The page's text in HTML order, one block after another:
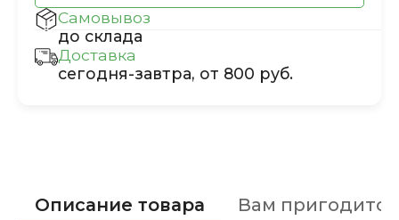
Самовывоз
до склада
Доставка
сегодня-завтра, от 800 руб.
Описание товара Вам пригодится